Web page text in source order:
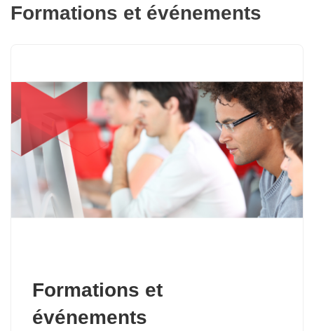
Formations et événements
Formations et
événements